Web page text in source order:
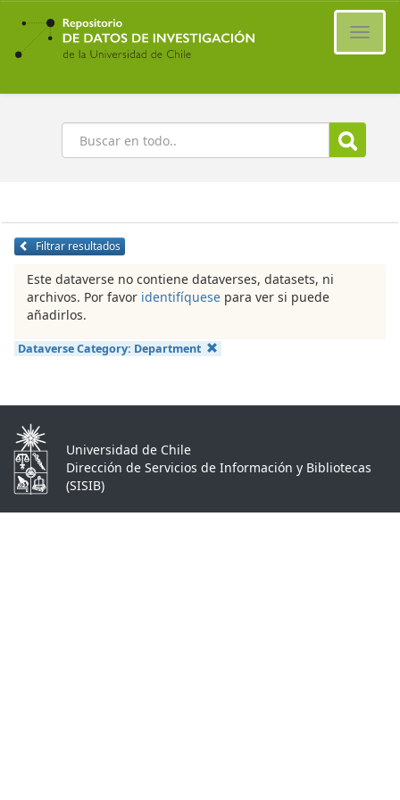
Ir
contenido
principal
Buscar
Filtrar resultados
Este dataverse no contiene dataverses, datasets, ni
archivos. Por favor identifíquese para ver si puede
añadirlos.
Dataverse Category: Department
Universidad de Chile
Dirección de Servicios de Información y Bibliotecas
(SISIB)